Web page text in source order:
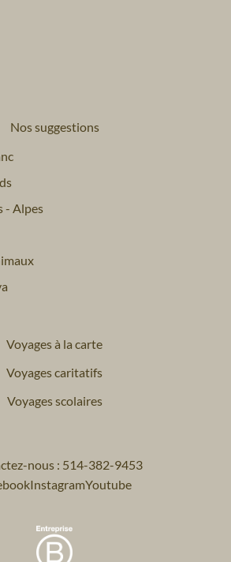
Nos suggestions
- Alpes
Voyages à la carte
Voyages caritatifs
Voyages scolaires
nous : 514-382-9453
InstagramYoutube